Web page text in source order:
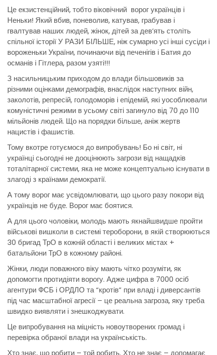
Це екзистенційний, тобто віковічний ворог українців і
Неньки! Який вбив, поневолив, катував, грабував і
гвалтував наших людей, жінок, дітей за дев’ять століть
спільної історії У РАЗИ БІЛЬШЕ, ніж сумарно усі інші сусіди і
вороженьки України, починаючи від печенігів і Батия до
османів і Гітлера, разом узяті!!!
З насильницьким приходом до влади більшовиків за
різними оцінками демографів, внаслідок наступних війн,
заколотів, репресій, голодоморів і епідемій, які уособлювали
комуністичні режими в усьому світі загинуло від 70 до 110
мільйонів людей. Що на порядки більше, аніж жертв
нацистів і фашистів.
Тому вкотре готуємося до випробувань! Бо ні світ, ні
українці сьогодні не дооцінюють загрози від нащадків
тоталітарної системи, яка не може концептуально існувати в
злагоді з країнами демократії.
А тому ворог має усвідомлювати, що цього разу покори від
українців не буде. Ворог має боятися.
А для цього чоловіки, молодь мають якнайшвидше пройти
військові вишколи в системі тероборони, в якій створюються
30 бригад ТрО в кожній області і великих містах +
батальйони ТрО в кожному районі.
Жінки, люди поважного віку мають чітко розуміти, як
допомогти протидіяти ворогу. Адже цифра в 7000 осіб
агентури ФСБ і ОРДЛО та “кротів” при владі і диверсантів
під час масштабної агресії – це реальна загроза, яку треба
швидко виявляти і знешкоджувати.
Це випробування на міцність новоутворених громад і
перевірка обраної влади на українськість.
Хто знає, що робити – той робить. Хто не знає – допомагає